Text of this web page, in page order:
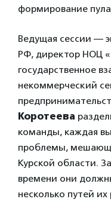
формирование
Ведущая сессии —
РФ, директор НОЦ
государственное
некоммерческий
Коротеева
команды, каждая
проблемы,
Курской области.
времени они
несколько путей